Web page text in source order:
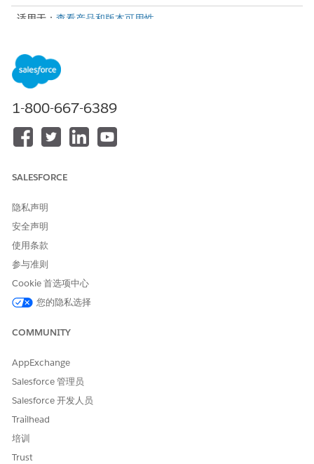
适用于： 查看产品和版本可用性。
要访问 Experience Cloud 站
点并执行集合相关操作：
登录管理员创建的收集和恢复入口网站。
在主页选项卡上，查看收集活动的性能摘要、最近查看的收集计
创建承诺付款协议。
在收款计划记录详细信息页面上，从操作启动程序中，单击
创建付款承诺
击
根据客户的分期付款首选项，创建付款计划和单个付款计划
项目。您可以在收款计划记录详细信息页面的“承诺付款”选
项卡上查看详细信息。
在“收款计划”
输入个案详细信息，并保存更改。
创建客户走访记录。
在“访问” 选项卡上，单击
输入访问详细信息，并保存更改。
1-800-667-6389
SALESFORCE
隐私声明
安全声明
使用条款
参与准则
Cookie 首选项中心
您的隐私选择
COMMUNITY
AppExchange
Salesforce 管理员
Salesforce 开发人员
Trailhead
培训
Trust